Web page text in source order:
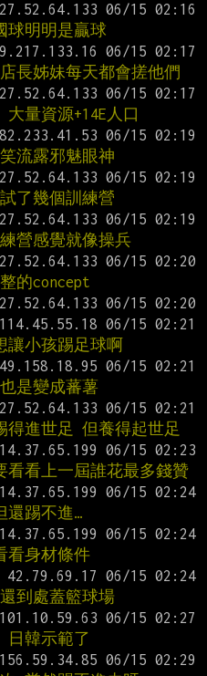
明明是贏球
長姊妹每天都會搓他們
量資源+14E人口
流露邪魅眼神
了幾個訓練營
營感覺就像操兵
的concept
小孩踢足球啊
是變成蕃薯
得進世足 但養得起世足
看看上一屆誰花最多錢贊
還踢不進…
看身材條件
到處蓋籃球場
韓示範了